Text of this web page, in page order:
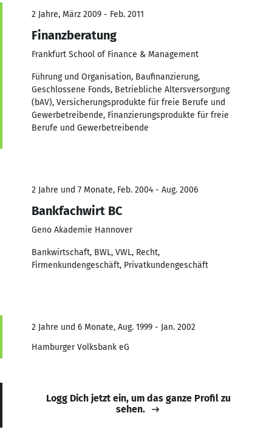
2 Jahre, März 2009 - Feb. 2011
Finanzberatung
Frankfurt School of Finance & Management
Führung und Organisation, Baufinanzierung,
Geschlossene Fonds, Betriebliche Altersversorgung
(bAV), Versicherungsprodukte für freie Berufe und
Gewerbetreibende, Finanzierungsprodukte für freie
Berufe und Gewerbetreibende
2 Jahre und 7 Monate, Feb. 2004 - Aug. 2006
Bankfachwirt BC
Geno Akademie Hannover
Bankwirtschaft, BWL, VWL, Recht,
Firmenkundengeschäft, Privatkundengeschäft
2 Jahre und 6 Monate, Aug. 1999 - Jan. 2002
Hamburger Volksbank eG
Logg Dich jetzt ein, um das ganze Profil zu
sehen.